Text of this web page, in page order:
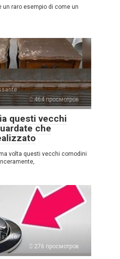
un raro esempio di come un
464 просмотров
questi vecchi
che
volta questi vecchi comodini
276 просмотров